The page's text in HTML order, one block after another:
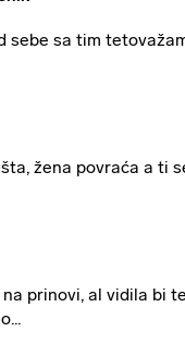
sebe sa tim
žena povraća a ti
prinovi, al vidila bi